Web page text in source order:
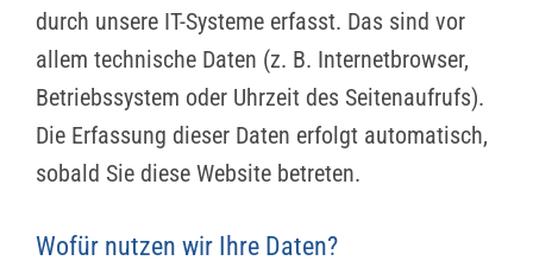
durch unsere IT-Systeme erfasst. Das sind vor
allem technische Daten (z. B. Internetbrowser,
Betriebssystem oder Uhrzeit des Seitenaufrufs).
Die Erfassung dieser Daten erfolgt automatisch,
sobald Sie diese Website betreten.
Wofür nutzen wir Ihre Daten?